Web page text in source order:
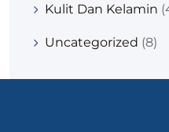
Kulit Dan Kelamin
Uncategorized (8)